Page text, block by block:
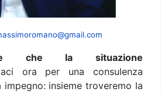
che la situazione
ora per una consulenza
impegno: insieme troveremo la